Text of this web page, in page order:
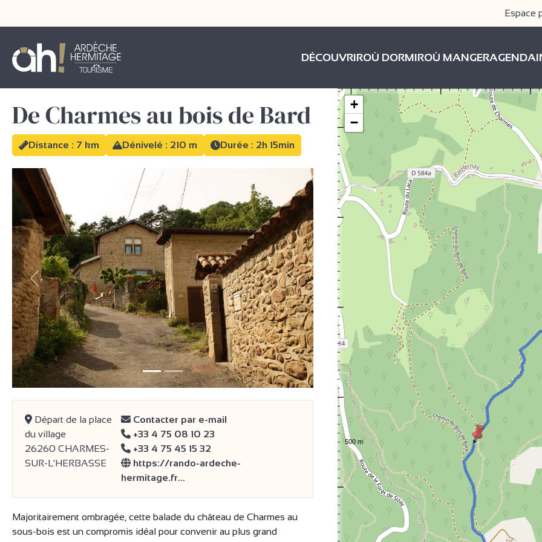
Espace
DÉCOUVRIROÙ DORMIROÙ MANGERAGENDA
De Charmes au bois de Bard
Distance : 7 km Dénivelé : 210 m Durée : 2h 15min
précédent Suivant
Départ de la place
du village
26260 CHARMES-
SUR-L'HERBASSE
Contacter par e-mail
+33 4 75 08 10 23
+33 4 75 45 15 32
https://rando-ardeche-
hermitage.fr…
Majoritairement ombragée, cette balade du château de Charmes au
sous-bois est un compromis idéal pour convenir au plus grand
+
−